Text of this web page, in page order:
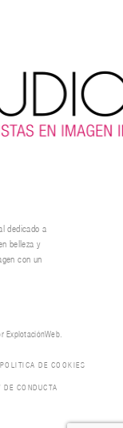
dedicado a
belleza y
con un
ExplotaciónWeb.
POLÍTICA DE COOKIES
DE CONDUCTA